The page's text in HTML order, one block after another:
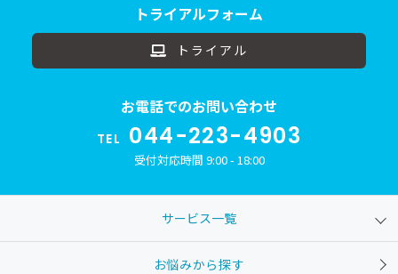
トライアルフォーム
トライアル
お電話でのお問い合わせ
TEL 044-223-4903
受付対応時間 9:00 - 18:00
サービス一覧
お悩みから探す